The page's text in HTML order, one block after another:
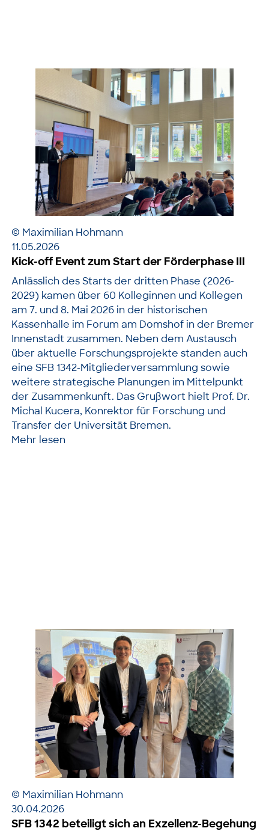
© Maximilian Hohmann
11.05.2026
Kick-off Event zum Start der Förderphase III
Anlässlich des Starts der dritten Phase (2026-
2029) kamen über 60 Kolleginnen und Kollegen
am 7. und 8. Mai 2026 in der historischen
Kassenhalle im Forum am Domshof in der Bremer
Innenstadt zusammen. Neben dem Austausch
über aktuelle Forschungsprojekte standen auch
eine SFB 1342-Mitgliederversammlung sowie
weitere strategische Planungen im Mittelpunkt
der Zusammenkunft. Das Grußwort hielt Prof. Dr.
Michal Kucera, Konrektor für Forschung und
Transfer der Universität Bremen.
Mehr lesen
© Maximilian Hohmann
30.04.2026
SFB 1342 beteiligt sich an Exzellenz-Begehung